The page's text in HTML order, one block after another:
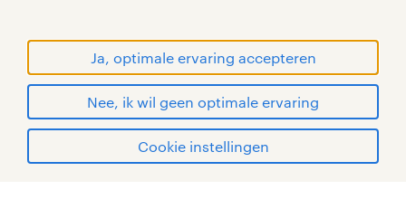
Ja, optimale ervaring accepteren
Nee, ik wil geen optimale ervaring
Cookie instellingen